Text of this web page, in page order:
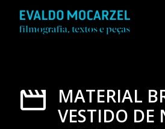
MATERIAL
VESTIDO DE